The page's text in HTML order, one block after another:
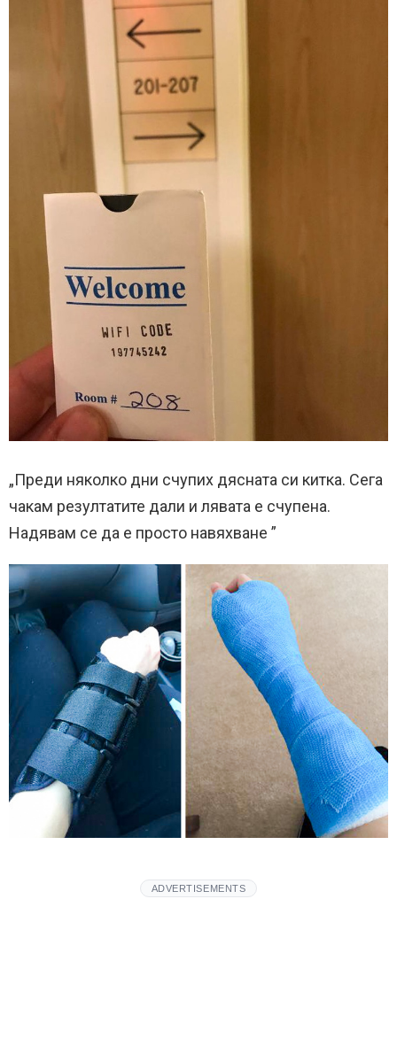
„Преди няколко дни счупих дясната си китка. Сега
чакам резултатите дали и лявата е счупена.
Надявам се да е просто навяхване ”
ADVERTISEMENTS